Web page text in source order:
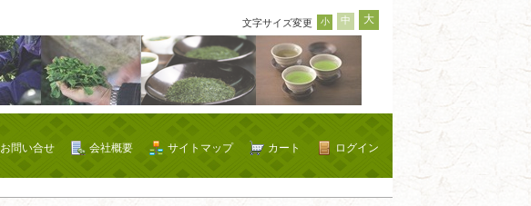
文字サイズ変更 小 中 大
ログイン
カート
サイトマップ
会社概要
お問い合せ